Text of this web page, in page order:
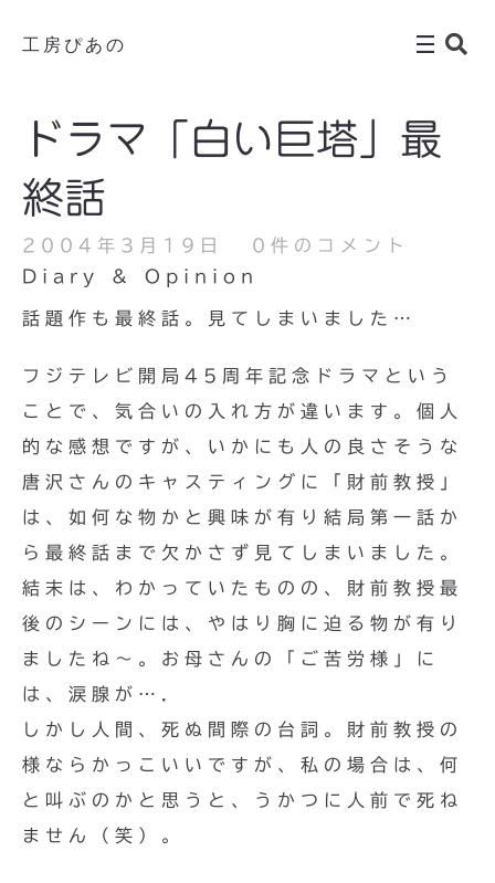
工房ぴあの
ドラマ「白い巨塔」最
終話
2004年3月19日
0件のコメント
Diary & Opinion
話題作も最終話。見てしまいました…
フジテレビ開局45周年記念ドラマという
ことで、気合いの入れ方が違います。個人
的な感想ですが、いかにも人の良さそうな
唐沢さんのキャスティングに「財前教授」
は、如何な物かと興味が有り結局第一話か
ら最終話まで欠かさず見てしまいました。
結末は、わかっていたものの、財前教授最
後のシーンには、やはり胸に迫る物が有り
ましたね〜。お母さんの「ご苦労様」に
は、涙腺が….
しかし人間、死ぬ間際の台詞。財前教授の
様ならかっこいいですが、私の場合は、何
と叫ぶのかと思うと、うかつに人前で死ね
ません（笑）。